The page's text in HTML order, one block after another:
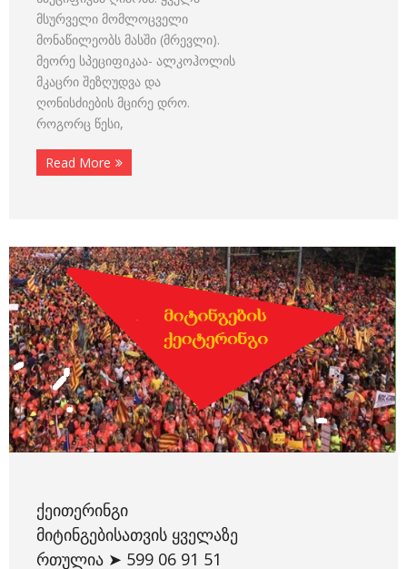
მსურველი მომლოცველი
მონაწილეობს მასში (მრევლი).
მეორე სპეციფიკაა- ალკოჰოლის
მკაცრი შეზღუდვა და
ღონისძიების მცირე დრო.
როგორც წესი,
Read More
ᲥᲔᲘᲗᲔᲠᲘᲜᲒᲘ
ᲛᲘᲢᲘᲜᲒᲔᲑᲘᲡᲐᲗᲕᲘᲡ ᲧᲕᲔᲚᲐᲖᲔ
ᲠᲗᲣᲚᲘᲐ ➤ 599 06 91 51